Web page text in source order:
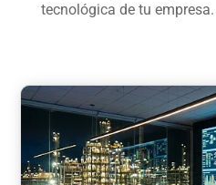
tecnológica de tu empresa.